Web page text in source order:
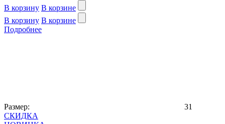
В корзину В корзине
В корзину В корзине
Подробнее
Размер:
31
СКИДКА